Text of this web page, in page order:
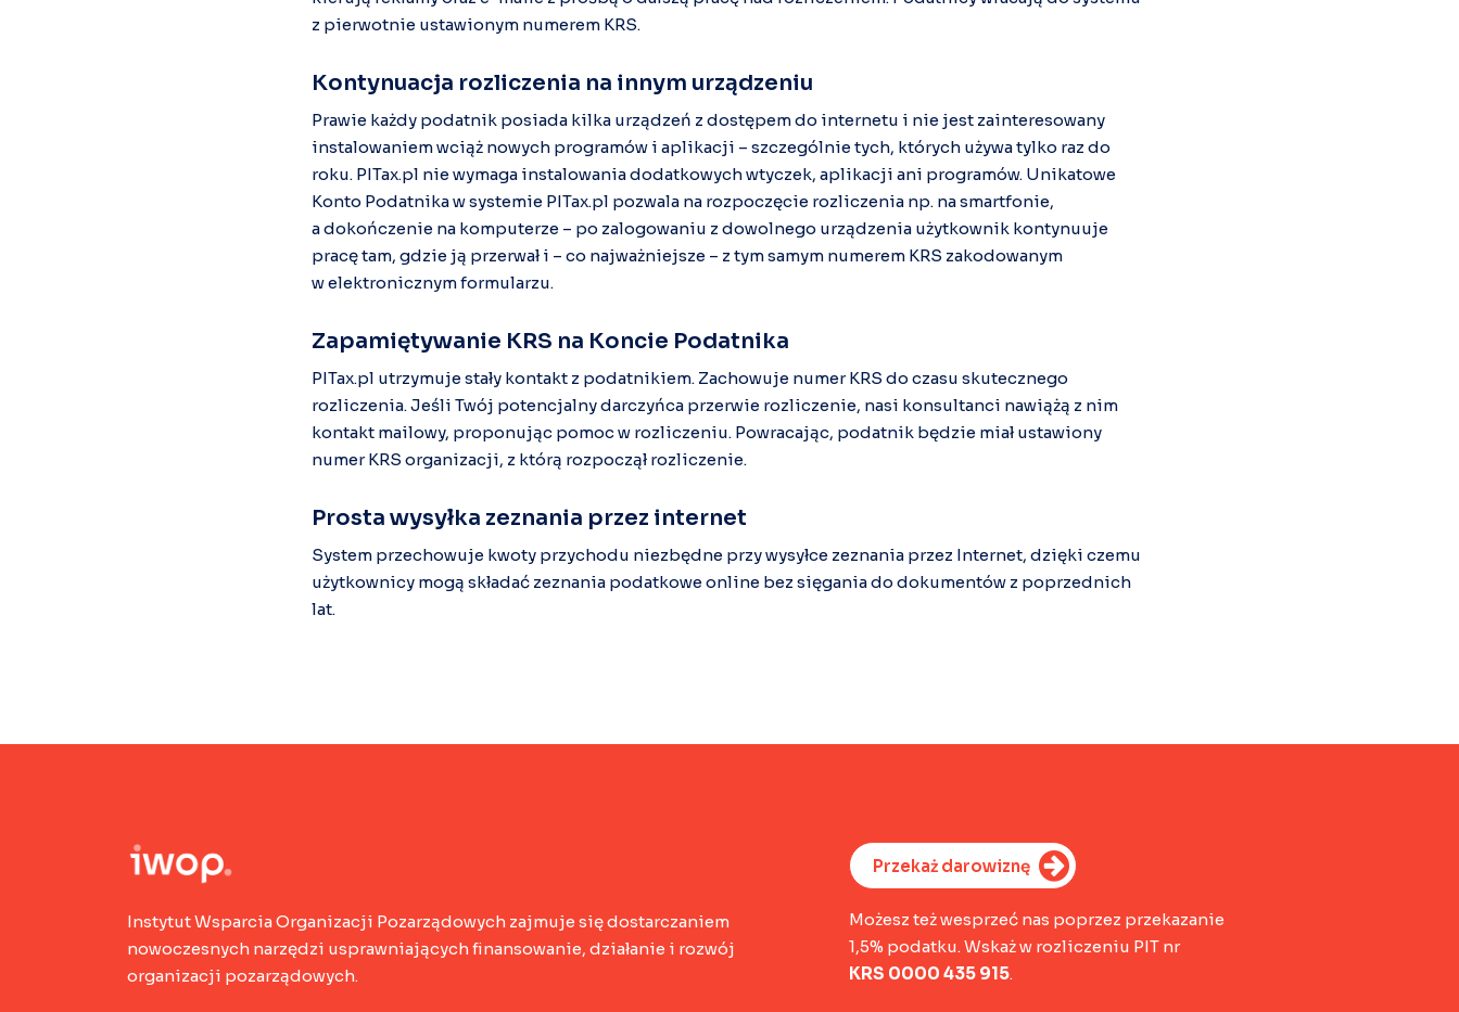
z pierwotnie ustawionym numerem KRS.
Kontynuacja rozliczenia na innym urządzeniu
Prawie każdy podatnik posiada kilka urządzeń z dostępem do internetu i nie jest zainteresowany
instalowaniem wciąż nowych programów i aplikacji – szczególnie tych, których używa tylko raz do
roku. PITax.pl nie wymaga instalowania dodatkowych wtyczek, aplikacji ani programów. Unikatowe
Konto Podatnika w systemie PITax.pl pozwala na rozpoczęcie rozliczenia np. na smartfonie,
a dokończenie na komputerze – po zalogowaniu z dowolnego urządzenia użytkownik kontynuuje
pracę tam, gdzie ją przerwał i – co najważniejsze – z tym samym numerem KRS zakodowanym
w elektronicznym formularzu.
Zapamiętywanie KRS na Koncie Podatnika
PITax.pl utrzymuje stały kontakt z podatnikiem. Zachowuje numer KRS do czasu skutecznego
rozliczenia. Jeśli Twój potencjalny darczyńca przerwie rozliczenie, nasi konsultanci nawiążą z nim
kontakt mailowy, proponując pomoc w rozliczeniu. Powracając, podatnik będzie miał ustawiony
numer KRS organizacji, z którą rozpoczął rozliczenie.
Prosta wysyłka zeznania przez internet
System przechowuje kwoty przychodu niezbędne przy wysyłce zeznania przez Internet, dzięki czemu
użytkownicy mogą składać zeznania podatkowe online bez sięgania do dokumentów z poprzednich
lat.
Instytut Wsparcia Organizacji Pozarządowych zajmuje się dostarczaniem
nowoczesnych narzędzi usprawniających finansowanie, działanie i rozwój
organizacji pozarządowych.
Przekaż darowiznę
Możesz też wesprzeć nas poprzez przekazanie
1,5% podatku. Wskaż w rozliczeniu PIT nr
KRS 0000 435 915.